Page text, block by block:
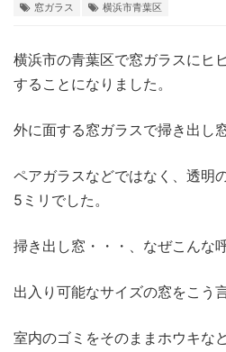
窓ガラス 横浜市青葉区
横浜市の青葉区で窓ガラスにヒ
することになりました。
外に面する窓ガラスで掃き出し
ペアガラスなどではなく、透明
5ミリでした。
掃き出し窓・・・、なぜこんな
出入り可能なサイズの窓をこう
室内のゴミをそのままホウキな